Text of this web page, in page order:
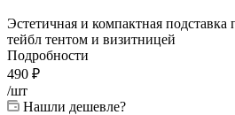
Эстетичная и компактная
тейбл тентом и визитницей
Подробности
490 ₽
/шт
Нашли дешевле?